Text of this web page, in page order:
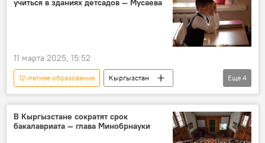
продленка
учиться в зданиях детсадов — Мусаева
11 марта 2025, 15:52
12-летнее образование
Кыргызстан
Бишкек
первый класс
детский сад
первоклассники
Еще 4
В Кыргызстане сократят срок
бакалавриата — глава Минобрнауки